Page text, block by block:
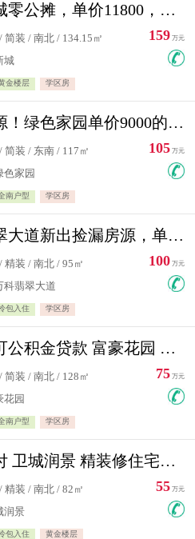
凤凰新城零公摊，单价11800，白银楼层，一个车库另算
简装 / 南北 / 134.15㎡
城
金楼层 学区房
159 万元
捡漏房源！绿色家园单价9000的大三居，实验小学永明双学区
简装 / 东南 / 117㎡
色家园
南户型 学区房
105 万元
万科翡翠大道新出捡漏房源，单价10500精装修
精装 / 南北 / 95㎡
科翡翠大道
包入住 学区房
100 万元
松霞路可公积金贷款 富豪花园 复式住宅急售送小棚
简装 / 南北 / 128㎡
花园
南户型 学区房
75 万元
超低首付 卫城润景 精装修住宅急售 可公积金贷款
精装 / 南北 / 82㎡
润景
包入住 黄金楼层
55 万元